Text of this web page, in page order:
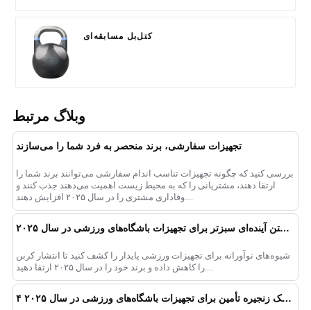
کتل‌بل مسابقه‌ای
وبلاگ مرتبط
تجهیزات سفارشی، برند منحصر به فرد شما را می‌سازند
بررسی کنید که چگونه تجهیزات تناسب اندام سفارشی می‌توانند برند شما را
ارتقا دهند، مشتریانی را که به محیط زیست اهمیت می‌دهند جذب کنند و
ساختن آینده‌ای سبزتر برای تجهیزات باشگاه‌های ورزشی در سال ۲۰۲۵
شیوه‌های نوآورانه برای تجهیزات ورزشی پایدار را کشف کنید تا انتشار کربن
۴ ریسک زنجیره تأمین برای تجهیزات باشگاه‌های ورزشی در سال ۲۰۲۵